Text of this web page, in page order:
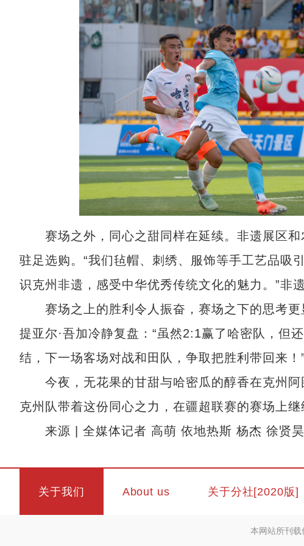
赛场之外，同心之甜同样在延续。非遗展区和
驻足选购。“我们毡帽、刺绣、服饰等手工艺品吸
识克州非遗，感受中华优秀传统文化的魅力。”非
赛场之上的胜利令人振奋，赛场之下的思考更
提亚尔·吾加冷静复盘：“虽然2:1赢了哈密队，但
结，下一场客场对战和田队，争取把胜利带回来！”
今夜，无花果的甘甜与哈密瓜的醇香在克州阿
克州队带着这份同心之力，在疆超联赛的赛场上继
来源 | 全媒体记者 高萌 依地热斯 杨杰 徐贤昊
关于我们 About us 关于分社[2020版]
本网站所刊